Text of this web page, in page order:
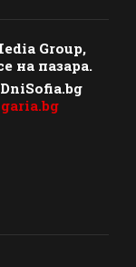
Group,
на пазара.